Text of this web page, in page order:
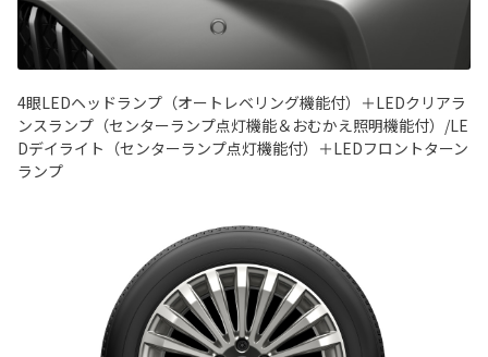
4眼LEDヘッドランプ（オートレベリング機能付）＋LEDクリアラ
ンスランプ（センターランプ点灯機能＆おむかえ照明機能付）/LE
Dデイライト（センターランプ点灯機能付）＋LEDフロントターン
ランプ